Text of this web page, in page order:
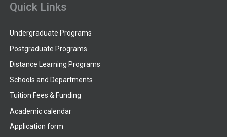
Quick Links
Undergraduate Programs
Postgraduate Programs
Distance Learning Programs
Schools and Departments
Tuition Fees & Funding
Academic calendar
Application form